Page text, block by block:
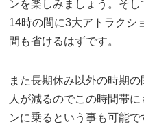
ンを楽しみましょう。そ
14時の間に3大アトラクシ
間も省けるはずです。
また長期休み以外の時期
人が減るのでこの時間帯
ンに乗るという事も可能で